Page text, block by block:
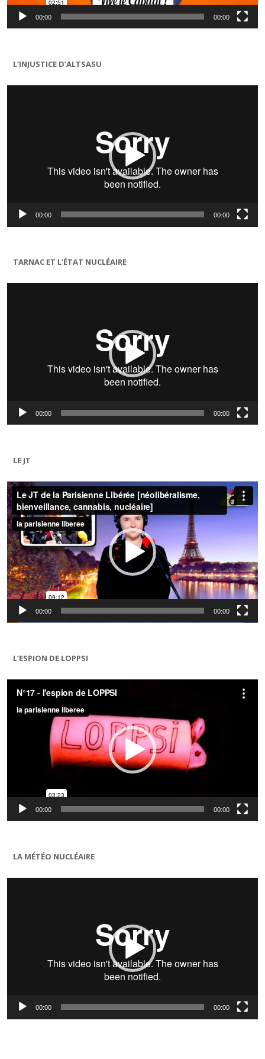
00:00 00:00
L’INJUSTICE D’ALTSASU
Lecteur
00:00 00:00
TARNAC ET L’ÉTAT NUCLÉAIRE
Lecteur
00:00 00:00
LE JT
Lecteur
vidéo
00:00 00:00
L’ESPION DE LOPPSI
Lecteur
vidéo
00:00 00:00
LA MÉTÉO NUCLÉAIRE
Lecteur
00:00 00:00